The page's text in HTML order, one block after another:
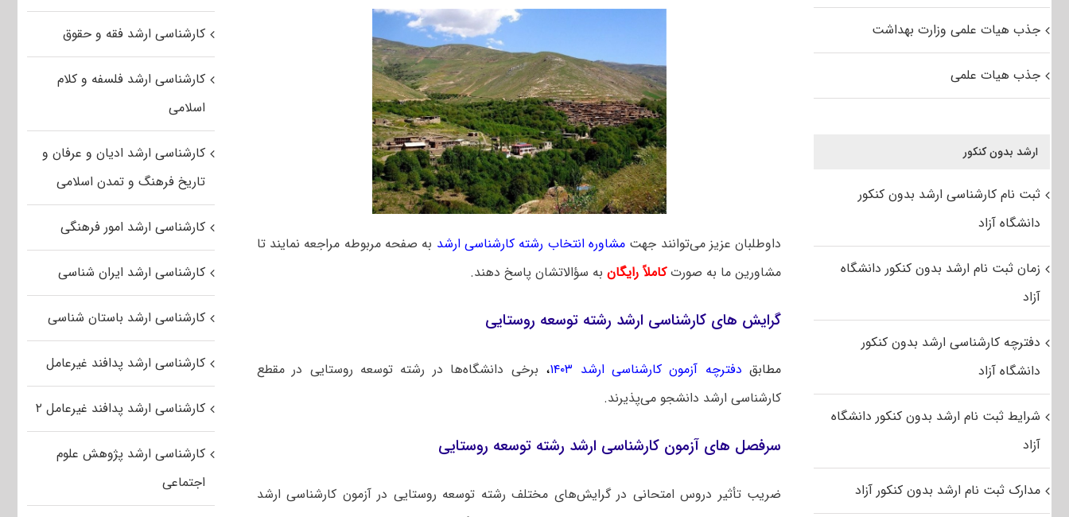
داوطلبان عزیز می‌توانند جهت مشاوره انتخاب رشته کارشناسی ارشد به صفحه مربوطه مراجعه نمایند تا
مشاورین ما به صورتکاملاً رایگانبه سؤالاتشان پاسخ دهند.
گرایش‌ های کارشناسی ارشد رشته توسعه روستایی
مطابق دفترچه آزمون کارشناسی ارشد ۱۴۰۳ ، برخی دانشگاه‌ها در رشته توسعه روستایی در مقطع
کارشناسی ارشد دانشجو می‌پذیرند.
سرفصل های آزمون کارشناسی ارشد رشته توسعه روستایی
ضریب تأثیر دروس امتحانی در گرایش‌های مختلف رشته توسعه روستایی در آزمون کارشناسی ارشد
کارشناسی ارشد فقه و حقوق
کارشناسی ارشد فلسفه و کلام
اسلامی
کارشناسی ارشد ادیان و عرفان و
تاریخ فرهنگ و تمدن اسلامی
کارشناسی ارشد امور فرهنگی
کارشناسی ارشد ایران شناسی
کارشناسی ارشد باستان شناسی
کارشناسی ارشد پدافند غیرعامل
کارشناسی ارشد پدافند غیرعامل ۲
کارشناسی ارشد پژوهش علوم
اجتماعی
جذب هیات علمی وزارت بهداشت
جذب هیات علمی
ارشد بدون کنکور
ثبت نام کارشناسی ارشد بدون کنکور
دانشگاه آزاد
زمان ثبت نام ارشد بدون کنکور دانشگاه
آزاد
دفترچه کارشناسی ارشد بدون کنکور
دانشگاه آزاد
شرایط ثبت نام ارشد بدون کنکور دانشگاه
آزاد
مدارک ثبت نام ارشد بدون کنکور آزاد